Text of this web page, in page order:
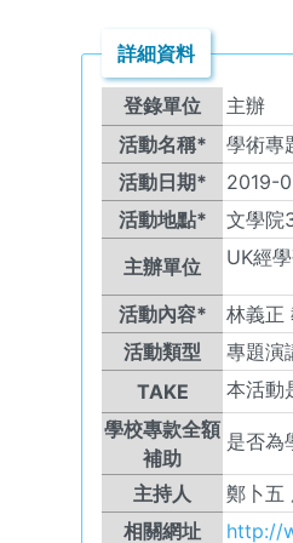
詳細資料
登錄單位 主辦
活動名稱*
學術專
活動日期*
2019-
活動地點*
文學院
主辦單位
UK經
活動內容*
林義正
活動類型
專題演
TAKE
本活動
學校專款全額
補助
是否為
主持人 鄭卜五
相關網址
http://